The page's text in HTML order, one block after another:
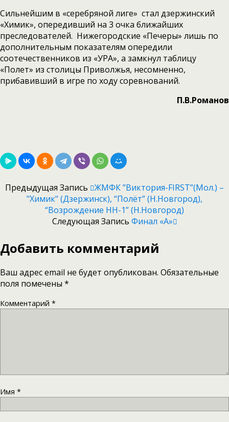
Сильнейшим в «серебряной лиге» стал дзержинский
«Химик», опередивший на 3 очка ближайших
преследователей. Нижегородские «Печеры» лишь по
дополнительным показателям опередили
соотечественников из «УРА», а замкнул таблицу
«Полет» из столицы Приволжья, несомненно,
прибавивший в игре по ходу соревнований.
П.В.Романов
Предыдущая Запись
ЖМФК ”Виктория-FIRST”(мол.) –
"Химик" (Дзержинск), “Полёт” (Н.Новгород),
“Возрождение НН-1” (Н.Новгород)
Следующая Запись Финал «А»
Добавить комментарий
Ваш адрес email не будет опубликован. Обязательные
поля помечены *
Комментарий *
Имя *